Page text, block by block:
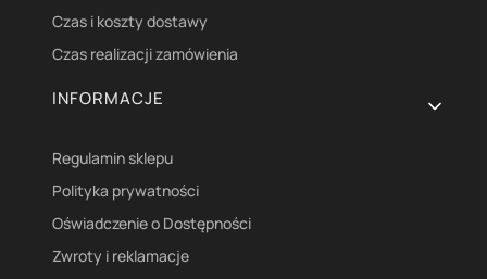
Czas i koszty dostawy
Czas realizacji zamówienia
INFORMACJE
Regulamin sklepu
Polityka prywatności
Oświadczenie o Dostępności
Zwroty i reklamacje